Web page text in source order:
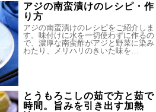
アジの南蛮漬けのレシピ・作
り方
アジの南蛮漬けのレシピをご紹介しま
す。味付けに水を一切使わずに作るの
で、濃厚な南蛮酢がアジと野菜に染み
わたり、メリハリのきいた味を…
とうもろこしの茹で方と茹で
時間。旨みを引き出す加熱